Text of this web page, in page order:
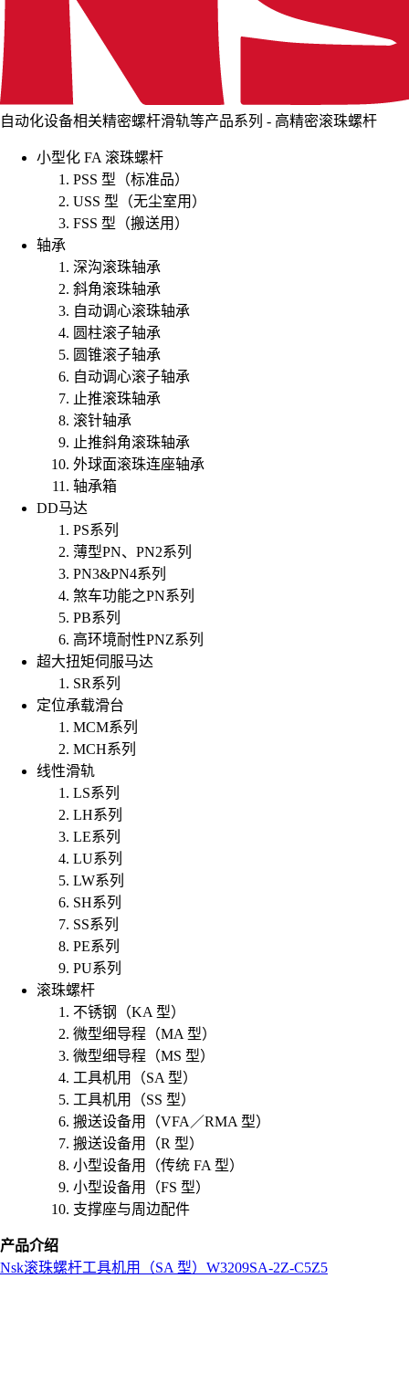
自动化设备相关精密螺杆滑轨等产品系列 - 高精密滚珠螺杆
小型化 FA 滚珠螺杆
PSS 型（标准品）
USS 型（无尘室用）
FSS 型（搬送用）
轴承
深沟滚珠轴承
斜角滚珠轴承
自动调心滚珠轴承
圆柱滚子轴承
圆锥滚子轴承
自动调心滚子轴承
止推滚珠轴承
滚针轴承
止推斜角滚珠轴承
外球面滚珠连座轴承
轴承箱
DD马达
PS系列
薄型PN、PN2系列
PN3&PN4系列
煞车功能之PN系列
PB系列
高环境耐性PNZ系列
超大扭矩伺服马达
SR系列
定位承载滑台
MCM系列
MCH系列
线性滑轨
LS系列
LH系列
LE系列
LU系列
LW系列
SH系列
SS系列
PE系列
PU系列
滚珠螺杆
不锈钢（KA 型）
微型细导程（MA 型）
微型细导程（MS 型）
工具机用（SA 型）
工具机用（SS 型）
搬送设备用（VFA／RMA 型）
搬送设备用（R 型）
小型设备用（传统 FA 型）
小型设备用（FS 型）
支撑座与周边配件
产品介绍
Nsk滚珠螺杆工具机用（SA 型） W3209SA-2Z-C5Z5